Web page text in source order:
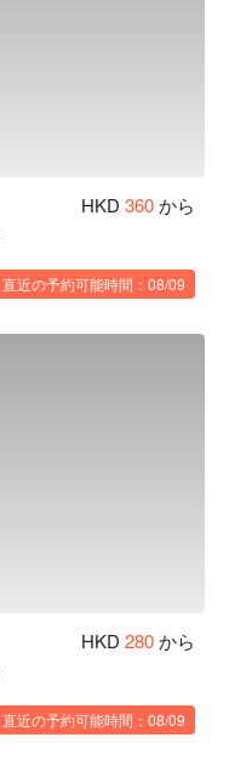
HKD 360から
直近の予約可能時間：08/09
HKD 280から
直近の予約可能時間：08/09